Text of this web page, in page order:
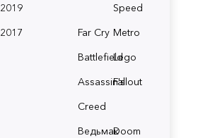
2019
2017
Speed
Far Cry Metro
BattlefieldLego
Assassin's
Creed
Fallout
ВедьмакDoom